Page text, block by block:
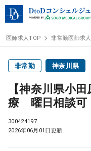
医師求人
常勤検索 転職
医師求人TOP 非常勤医師求
非常勤 神奈川県
【神奈川県小
療 曜日相談可
300424197
2026年06月01日更新